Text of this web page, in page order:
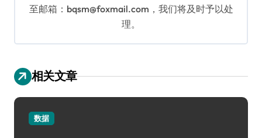
至邮箱：bqsm@foxmail.com，我们将及时予以处
理。
相关文章
数据